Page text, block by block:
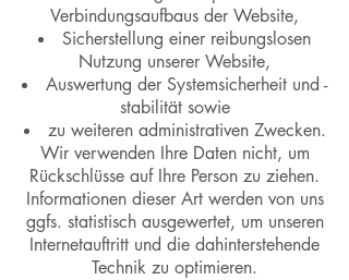
Verbindungsaufbaus der Website,
Sicherstellung einer reibungslosen
Nutzung unserer Website,
Auswertung der Systemsicherheit und -
stabilität sowie
zu weiteren administrativen Zwecken.
Wir verwenden Ihre Daten nicht, um
Rückschlüsse auf Ihre Person zu ziehen.
Informationen dieser Art werden von uns
ggfs. statistisch ausgewertet, um unseren
Internetauftritt und die dahinterstehende
Technik zu optimieren.